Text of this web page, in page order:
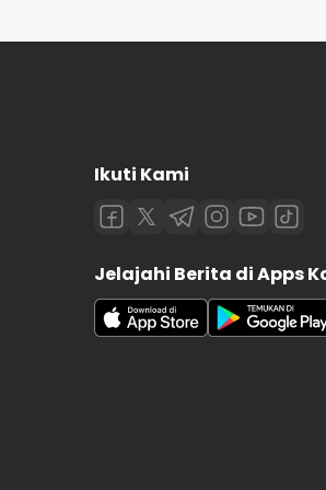
Ikuti Kami
Jelajahi Berita di Apps